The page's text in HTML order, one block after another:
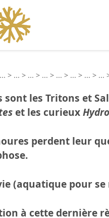
... > ... > ... > ... > ... > ... > ... > ...
sont les Tritons et
et les curieux
perdent leur
(aquatique pour
à cette dernière